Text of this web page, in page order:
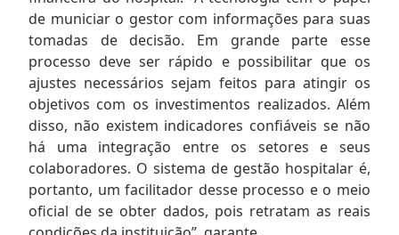
de municiar o gestor com informações para suas
tomadas de decisão. Em grande parte esse
processo deve ser rápido e possibilitar que os
ajustes necessários sejam feitos para atingir os
objetivos com os investimentos realizados. Além
disso, não existem indicadores confiáveis se não
há uma integração entre os setores e seus
colaboradores. O sistema de gestão hospitalar é,
portanto, um facilitador desse processo e o meio
oficial de se obter dados, pois retratam as reais